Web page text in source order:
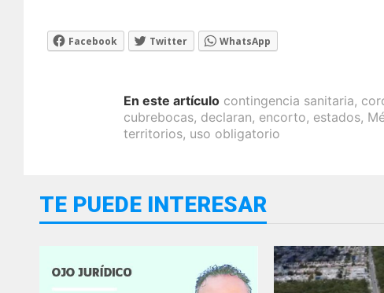
Facebook Twitter WhatsApp
En este artículo contingencia sanitaria,
cubrebocas, declaran, encorto, estados,
territorios, uso obligatorio
TE PUEDE INTERESAR